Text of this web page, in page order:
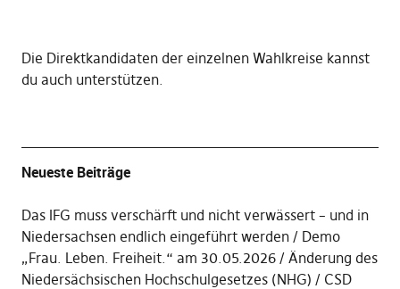
Die Direktkandidaten der einzelnen Wahlkreise kannst
du auch unterstützen.
Neueste Beiträge
Das IFG muss verschärft und nicht verwässert – und in
Niedersachsen endlich eingeführt werden
Demo
„Frau. Leben. Freiheit.“ am 30.05.2026
Änderung des
Niedersächsischen Hochschulgesetzes (NHG)
CSD